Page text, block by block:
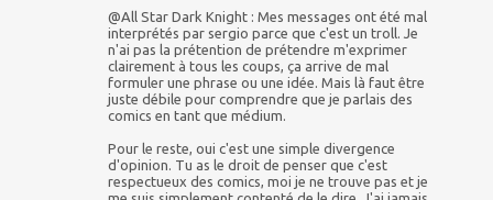
@All Star Dark Knight : Mes messages ont été mal
interprétés par sergio parce que c'est un troll. Je
n'ai pas la prétention de prétendre m'exprimer
clairement à tous les coups, ça arrive de mal
formuler une phrase ou une idée. Mais là faut être
juste débile pour comprendre que je parlais des
comics en tant que médium.
Pour le reste, oui c'est une simple divergence
d'opinion. Tu as le droit de penser que c'est
respectueux des comics, moi je ne trouve pas et je